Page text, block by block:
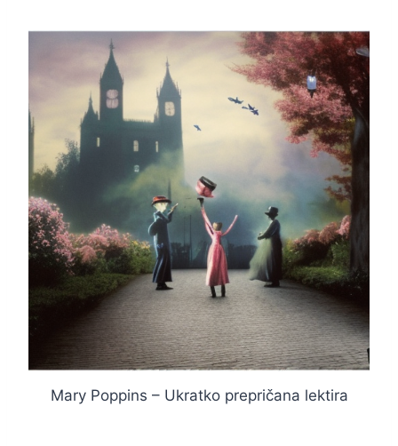
Mary Poppins – Ukratko prepričana lektira